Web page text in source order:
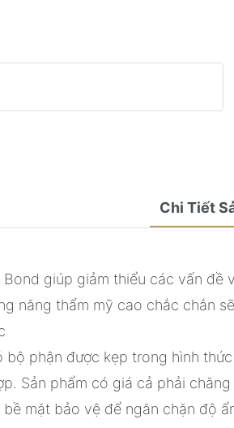
Chi Tiết
giúp giảm thiểu các vấn
năng thẩm mỹ cao chắc chắn
bộ phận được kẹp trong hình
Sản phẩm có giá cả phải
mặt bảo vệ để ngăn chặn độ